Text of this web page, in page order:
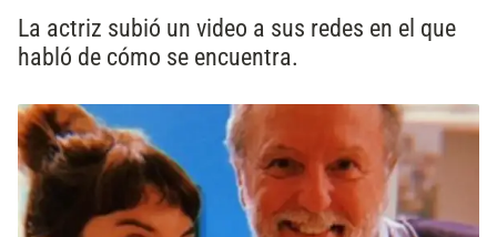
La actriz subió un video a sus redes en el que
habló de cómo se encuentra.